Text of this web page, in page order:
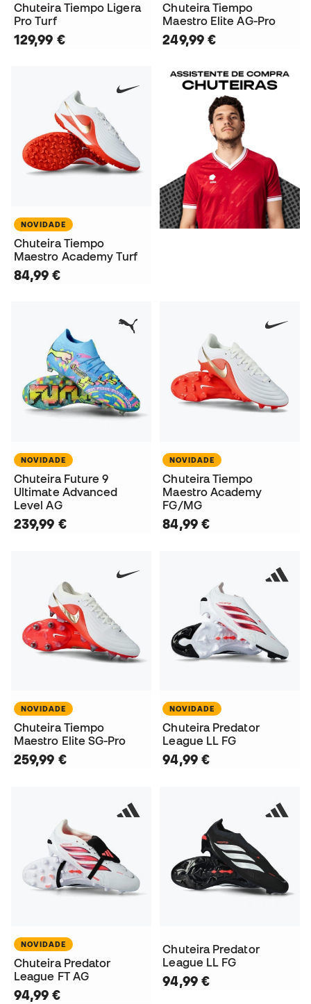
Chuteira Tiempo Ligera
Pro Turf
129,99 €
Chuteira Tiempo
Maestro Elite AG-Pro
249,99 €
NOVIDADE
Chuteira Tiempo
Maestro Academy Turf
84,99 €
NOVIDADE
Chuteira Future 9
Ultimate Advanced
Level AG
239,99 €
NOVIDADE
Chuteira Tiempo
Maestro Academy
FG/MG
84,99 €
NOVIDADE
Chuteira Tiempo
Maestro Elite SG-Pro
259,99 €
NOVIDADE
Chuteira Predator
League LL FG
94,99 €
NOVIDADE
Chuteira Predator
League FT AG
94,99 €
Chuteira Predator
League LL FG
94,99 €